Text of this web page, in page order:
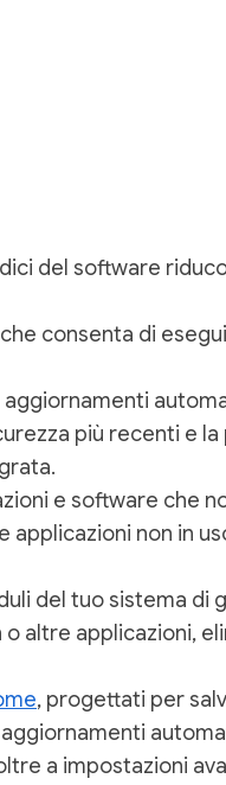
del software
consenta di
più recenti e
e software che
applicazioni non in
del tuo sistema di
altre applicazioni,
, progettati per
a impostazioni